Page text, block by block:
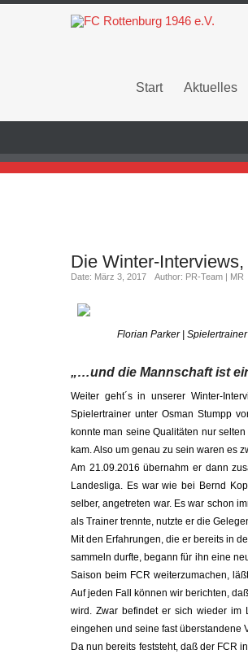
Start Aktuelles
Die Winter-
Date: März 3, 2017 Author: PR-Team | MR
Florian Parker |
„…und die Mannschaft ist
Weiter geht´s in unserer Winter-
Spielertrainer unter Osman Stumpp
konnte man seine Qualitäten nur
kam. Also um genau zu sein waren es
Am 21.09.2016 übernahm er dann
Landesliga. Es war wie bei Bernd
selber, angetreten war. Es war schon
als Trainer trennte, nutzte er die
Mit den Erfahrungen, die er bereits in
sammeln durfte, begann für ihn eine
Saison beim FCR weiterzumachen,
Auf jeden Fall können wir berichten,
wird. Zwar befindet er sich wieder im
eingehen und seine fast überstandene
Da nun bereits feststeht, daß der FCR